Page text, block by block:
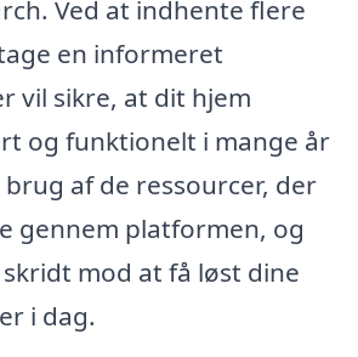
Ved at indhente flere
en informeret
vil sikre, at dit hjem
og funktionelt i mange år
af de ressourcer, der
gennem platformen, og
mod at få løst dine
i dag.